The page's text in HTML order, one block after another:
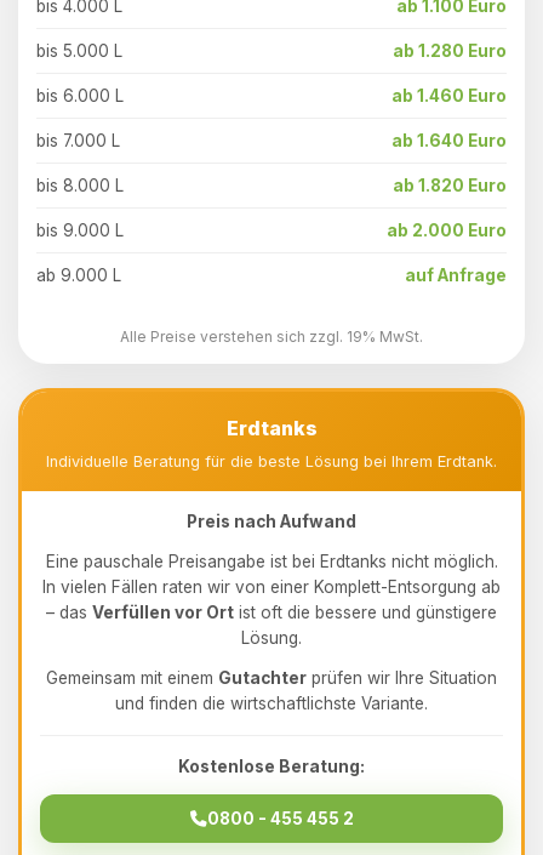
bis 4.000 L ab 1.100 Euro
bis 5.000 L ab 1.280 Euro
bis 6.000 L ab 1.460 Euro
bis 7.000 L ab 1.640 Euro
bis 8.000 L ab 1.820 Euro
bis 9.000 L ab 2.000 Euro
ab 9.000 L auf Anfrage
Alle Preise verstehen sich zzgl. 19% MwSt.
Erdtanks
Individuelle Beratung für die beste Lösung bei Ihrem Erdtank.
Preis nach Aufwand
Eine pauschale Preisangabe ist bei Erdtanks nicht möglich.
In vielen Fällen raten wir von einer Komplett-Entsorgung ab
– das Verfüllen vor Ort ist oft die bessere und günstigere
Lösung.
Gemeinsam mit einem Gutachter prüfen wir Ihre Situation
und finden die wirtschaftlichste Variante.
Kostenlose Beratung:
0800 - 455 455 2